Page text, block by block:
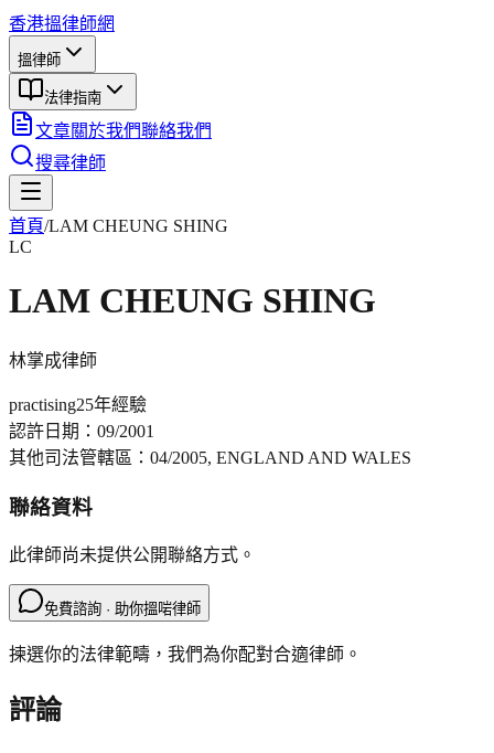
香港搵律師網
搵律師
法律指南
文章關於我們聯絡我們
搜尋律師
首頁/LAM CHEUNG SHING
LC
LAM CHEUNG SHING
林掌成律師
practising25年經驗
認許日期： 09/2001
其他司法管轄區： 04/2005, ENGLAND AND WALES
聯絡資料
此律師尚未提供公開聯絡方式。
免費諮詢 · 助你搵啱律師
揀選你的法律範疇，我們為你配對合適律師。
評論